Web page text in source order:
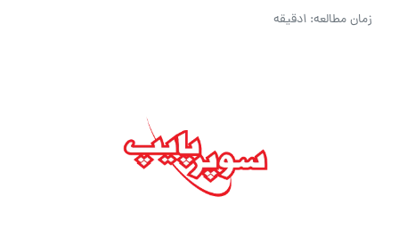
زمان مطالعه: 1دقیقه